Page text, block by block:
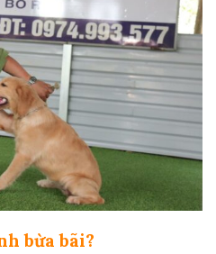
bừa bãi?